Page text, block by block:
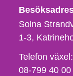
Solna
1-3
Telefon,
fax
Telefon växel:
08-799 40 00